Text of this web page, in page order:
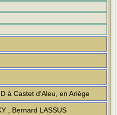
à Castet d'Aleu, en Ariège
, Bernard LASSUS